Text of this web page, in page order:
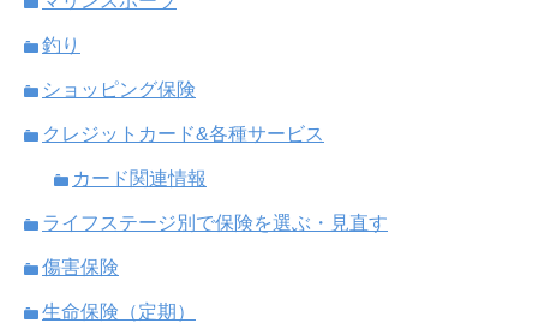
釣り
ショッピング保険
クレジットカード&各種サービス
カード関連情報
ライフステージ別で保険を選ぶ・見直す
傷害保険
生命保険（定期）